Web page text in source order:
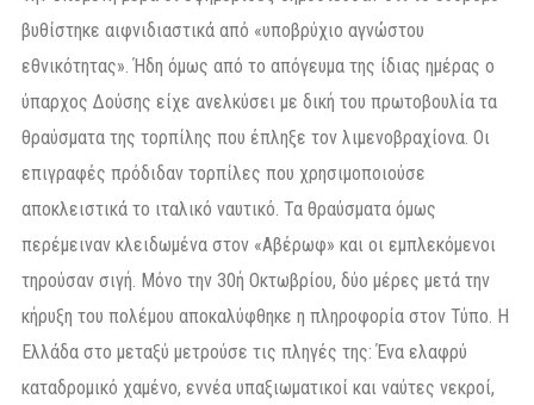
βυθίστηκε αιφνιδιαστικά από «υποβρύχιο αγνώστου
εθνικότητας». Ήδη όμως από το απόγευμα της ίδιας ημέρας ο
ύπαρχος Δούσης είχε ανελκύσει με δική του πρωτοβουλία τα
θραύσματα της τορπίλης που έπληξε τον λιμενοβραχίονα. Οι
επιγραφές πρόδιδαν τορπίλες που χρησιμοποιούσε
αποκλειστικά το ιταλικό ναυτικό. Τα θραύσματα όμως
περέμειναν κλειδωμένα στον «Αβέρωφ» και οι εμπλεκόμενοι
τηρούσαν σιγή. Μόνο την 30ή Οκτωβρίου, δύο μέρες μετά την
κήρυξη του πολέμου αποκαλύφθηκε η πληροφορία στον Τύπο. Η
Ελλάδα στο μεταξύ μετρούσε τις πληγές της: Ένα ελαφρύ
καταδρομικό χαμένο, εννέα υπαξιωματικοί και ναύτες νεκροί,